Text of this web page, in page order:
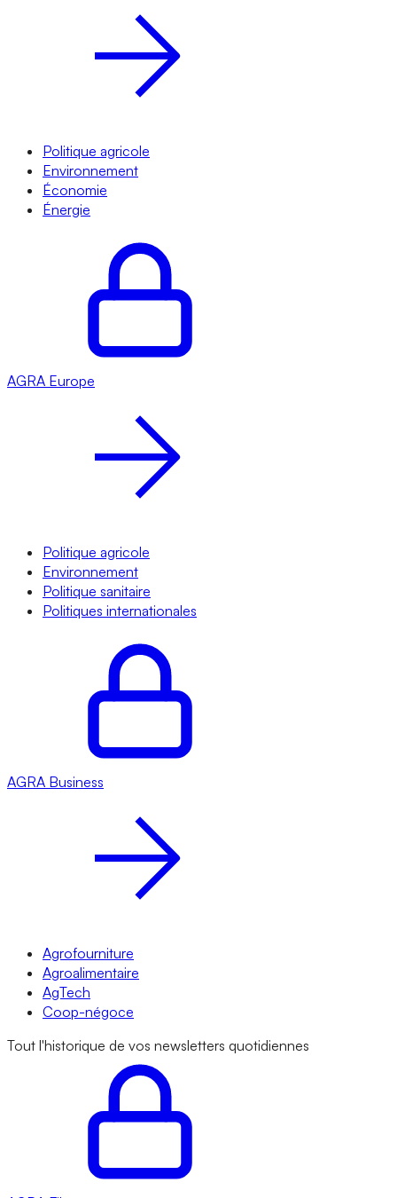
Politique agricole
Environnement
Économie
Énergie
AGRA Europe
Politique agricole
Environnement
Politique sanitaire
Politiques internationales
AGRA Business
Agrofourniture
Agroalimentaire
AgTech
Coop-négoce
Tout l'historique de vos newsletters quotidiennes